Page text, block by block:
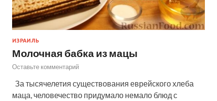
ИЗРАИЛЬ
Молочная бабка из мацы
Оставьте комментарий
За тысячелетия существования еврейского хлеба
маца, человечество придумало немало блюд с